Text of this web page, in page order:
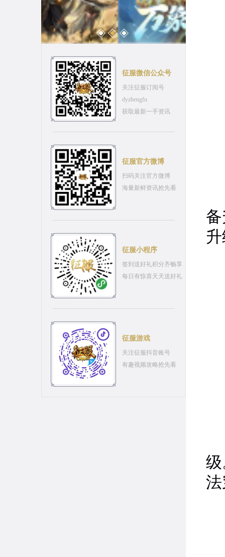
征服微信公众号
关注征服订阅号
dyzhengfu
获取最新一手资讯
征服官方微博
扫码关注官方微博
海量新鲜资讯抢先看
征服小程序
签到送好礼积分齐畅享
每日有惊喜天天送好礼
征服游戏
关注征服抖音账号
有趣视频攻略抢先看